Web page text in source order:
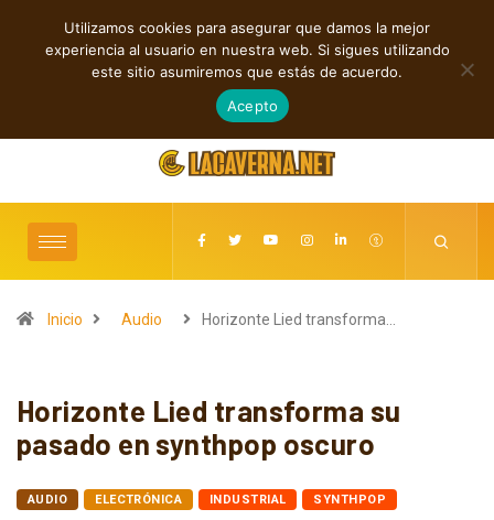
TENDENCIAS
Rock, folk e indie: cuatro estrenos independientes por descubrir
agosto 7, 2026
Inicio Audio Horizonte Lied transforma…
Horizonte Lied transforma su
pasado en synthpop oscuro
AUDIO ELECTRÓNICA INDUSTRIAL SYNTHPOP
Utilizamos cookies para asegurar que damos la mejor
experiencia al usuario en nuestra web. Si sigues utilizando
este sitio asumiremos que estás de acuerdo.
Acepto